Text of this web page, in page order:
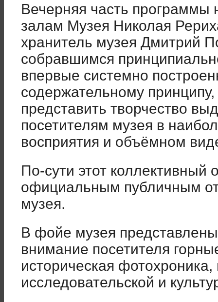
Вечерняя часть программы
залам Музея Николая
хранитель музея Дмитрий
собравшимся
впервые системно
содержательному
представить творчество
посетителям музея в
восприятия и объёмном
По-сути этот коллективный
официальным публичным
музея.
В фойе музея
внимание посетителя
историческая
исследовательской и